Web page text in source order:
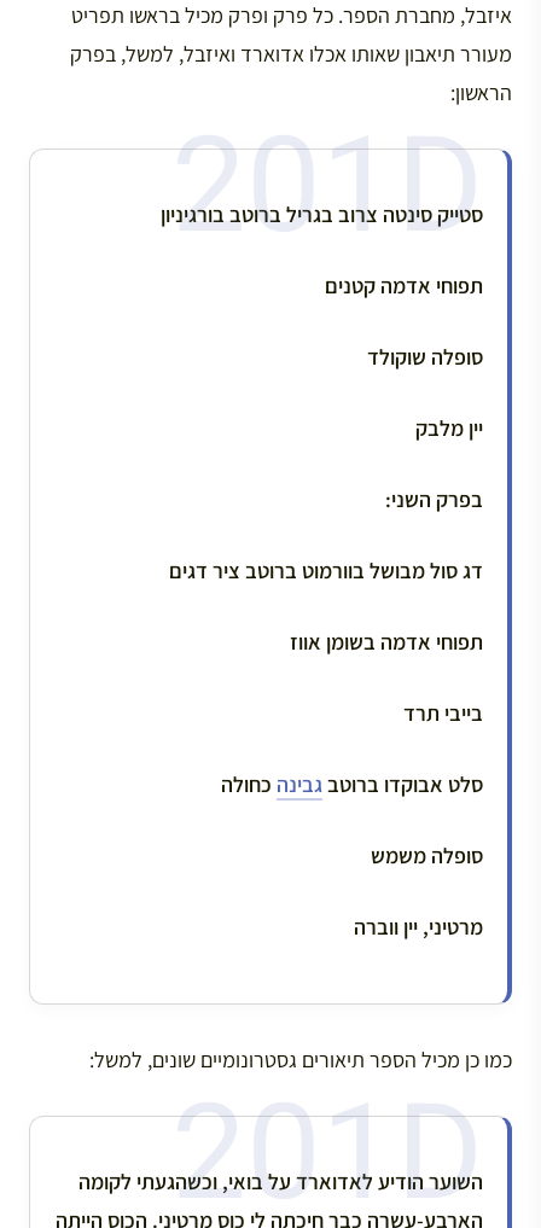
איזבל, מחברת הספר. כל פרק ופרק מכיל בראשו תפריט
מעורר תיאבון שאותו אכלו אדוארד ואיזבל, למשל, בפרק
הראשון:
סטייק סינטה צרוב בגריל ברוטב בורגיניון
תפוחי אדמה קטנים
סופלה שוקולד
יין מלבק
בפרק השני:
דג סול מבושל בוורמוט ברוטב ציר דגים
תפוחי אדמה בשומן אווז
בייבי תרד
סלט אבוקדו ברוטבגבינה כחולה
סופלה משמש
מרטיני, יין ווברה
כמו כן מכיל הספר תיאורים גסטרונומיים שונים, למשל:
השוער הודיע לאדוארד על בואי, וכשהגעתי לקומה
הארבע-עשרה כבר חיכתה לי כוס מרטיני. הכוס הייתה